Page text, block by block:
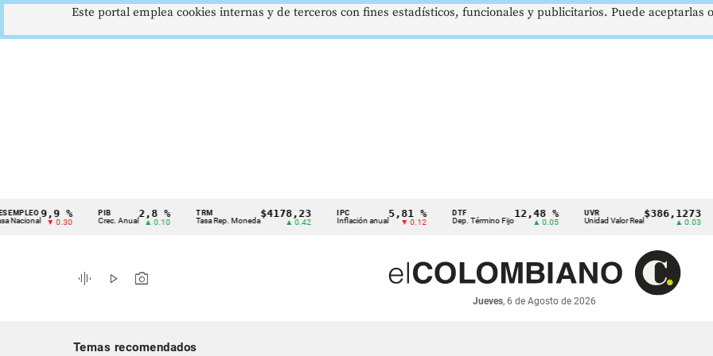
Cintillo
indicadores
económicos
9,9 %
▼ 0.30
PIB
Crec. Anual
2,8 %
▲ 0.10
TRM
Tasa Rep. Moneda
$4178,23
▲ 0.42
IPC
Inflación anual
5,81 %
▼ 0.12
DTF
Dep. Término Fijo
12,48 %
▲ 0.05
UVR
Unidad Valor Real
$386,1273
▲ 0.03
graphic_eq play_arrow photo_camera
Jueves, 6 de Agosto de 2026
Temas recomendados
Este portal emplea cookies internas y de terceros con fines estadísticos, funcionales y publicitarios. Puede aceptarlas